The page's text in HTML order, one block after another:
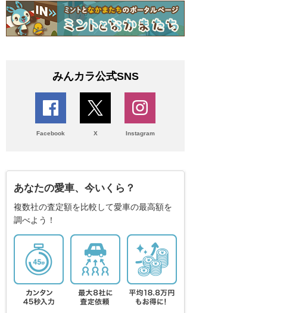
みんカラ公式SNS
Facebook X Instagram
あなたの愛車、今いくら？
複数社の査定額を比較して愛車の最高額を
調べよう！